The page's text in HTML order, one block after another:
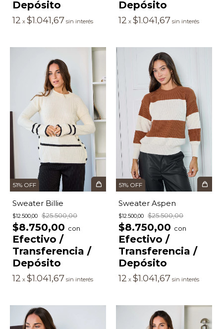
Depósito
12 x $1.041,67 sin interés
Depósito
12 x $1.041,67 sin interés
51% OFF
Sweater Billie
$12.500,00 $25.500,00
$8.750,00 con
Efectivo /
Transferencia /
Depósito
12 x $1.041,67 sin interés
51% OFF
Sweater Aspen
$12.500,00 $25.500,00
$8.750,00 con
Efectivo /
Transferencia /
Depósito
12 x $1.041,67 sin interés